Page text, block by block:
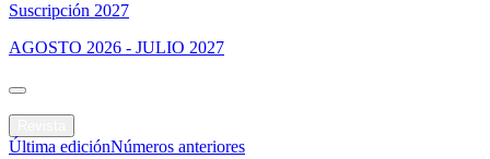
Suscripción 2027
AGOSTO 2026 - JULIO 2027
Última ediciónNúmeros anteriores